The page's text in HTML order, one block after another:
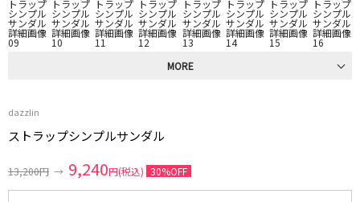
MORE
dazzlin
ストラップシンプルサンダル
13,200円 → 9,240円(税込) 30%OFF